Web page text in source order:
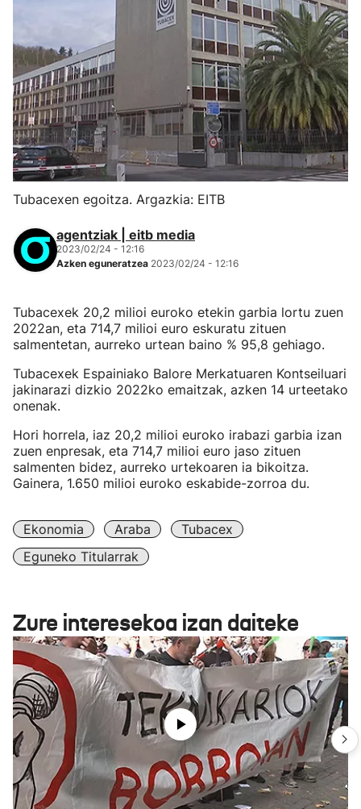
Tubacexen egoitza. Argazkia: EITB
agentziak | eitb media
2023/02/24 - 12:16
Azken eguneratzea 2023/02/24 - 12:16
Tubacexek 20,2 milioi euroko etekin garbia lortu zuen
2022an, eta 714,7 milioi euro eskuratu zituen
salmentetan, aurreko urtean baino % 95,8 gehiago.
Tubacexek Espainiako Balore Merkatuaren Kontseiluari
jakinarazi dizkio 2022ko emaitzak, azken 14 urteetako
onenak.
Hori horrela, iaz 20,2 milioi euroko irabazi garbia izan
zuen enpresak, eta 714,7 milioi euro jaso zituen
salmenten bidez, aurreko urtekoaren ia bikoitza.
Gainera, 1.650 milioi euroko eskabide-zorroa du.
Ekonomia Araba
Tubacex
Eguneko Titularrak
Zure interesekoa izan daiteke